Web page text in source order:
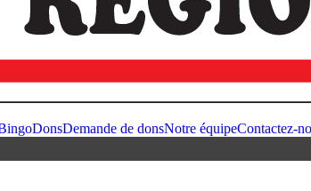
DonsDemande de donsNotre équipeContactez-